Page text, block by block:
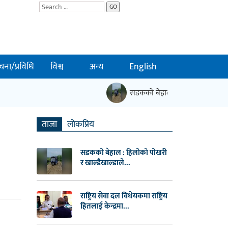
GO
प्रविधि विश्व अन्य English
सडकको बेहाल : हिलोको पोखरी र
ताजा लाेकप्रिय
सडकको बेहाल : हिलोको पोखरी
र खाल्डैखाल्डाले...
राष्ट्रिय सेवा दल विधेयकमा राष्ट्रिय
हितलाई केन्द्रमा...